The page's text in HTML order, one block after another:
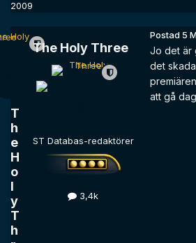
2009
T
h
e
H
o
l
y
T
h
The Holy Three
ST Databas-redaktörer
3,4k
Postad5
Jo det är
det
att gå